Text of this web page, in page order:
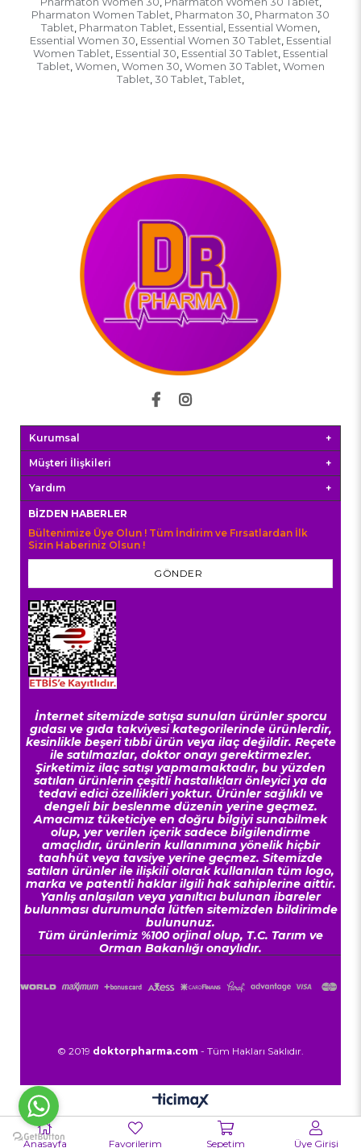
Pharmaton Women Tablet, Pharmaton 30, Pharmaton 30
Tablet, Pharmaton Tablet, Essential, Essential Women,
Essential Women 30, Essential Women 30 Tablet, Essential
Women Tablet, Essential 30, Essential 30 Tablet, Essential
Tablet, Women, Women 30, Women 30 Tablet, Women
Tablet, 30 Tablet, Tablet,
Kurumsal
Müşteri İlişkileri
Yardım
BIZDEN HABERLER
Bültenimize Üye Olun ! Tüm İndirim ve Fırsatlardan İlk
Sizin Haberiniz Olsun !
GÖNDER
İnternet sitemizde satışa sunulan ürünler sporcu
gıdası ve gıda takviyesi kategorilerinde ürünlerdir,
kesinlikle beşeri tıbbi ürün veya ilaç değildir. Reçete
ile satılmazlar, doktor onayı gerektirmezler.
Şirketimiz ilaç satışı yapmamaktadır, bu yüzden
satılan ürünlerin çeşitli hastalıkları önleyici ya da
tedavi edici özellikleri yoktur. Ürünler sağlıklı ve
dengeli bir beslenme düzenin yerine geçmez.
Amacımız tüketiciye en doğru bilgiyi sunabilmek
olup, yer verilen içerik sadece bilgilendirme
amaçlıdır, ürünlerin kullanımına yönelik hiçbir
taahhüt veya tavsiye yerine geçmez. Sitemizde
satılan ürünler ile ilişkili olarak kullanılan tüm logo,
marka ve patentli haklar ilgili hak sahiplerine aittir.
Yanlış anlaşılan veya yanıltıcı bulunan ibareler
bulunması durumunda lütfen sitemizden bildirimde
bulununuz.
Tüm ürünlerimiz %100 orjinal olup, T.C. Tarım ve
Orman Bakanlığı onaylıdır.
© 2019 doktorpharma.com - Tüm Hakları Saklıdır.
Anasayfa Favorilerim Sepetim Üye Girişi